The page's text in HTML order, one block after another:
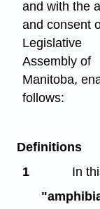
and with the
and consent
Legislative
Assembly of
Manitoba,
follows:
Definitions
1
In